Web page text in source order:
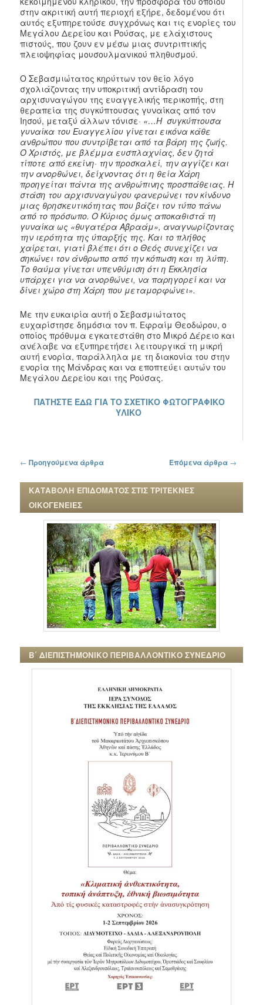
στην ακριτική αυτή περιοχή εξήρε, δεδομένου ότι
αυτός εξυπηρετούσε συγχρόνως και τις ενορίες του
Μεγάλου Δερείου και Ρούσας, με ελάχιστους
πιστούς, που ζουν εν μέσω μιας συντριπτικής
πλειοψηφίας μουσουλμανικού πληθυσμού.
Ο Σεβασμιώτατος κηρύττων τον θείο λόγο
σχολιάζοντας την υποκριτική αντίδραση του
αρχισυναγώγου της ευαγγελικής περικοπής, στη
θεραπεία της συγκύπτουσας γυναίκας από τον
Ιησού, μεταξύ άλλων τόνισε· «…Η συγκύπτουσα
γυναίκα του Ευαγγελίου γίνεται εικόνα κάθε
ανθρώπου που συντρίβεται από τα βάρη της ζωής.
Ο Χριστός, με βλέμμα ευσπλαχνίας, δεν ζητά
τίποτε από εκείνη· την προσκαλεί, την αγγίζει και
την ανορθώνει, δείχνοντας ότι η θεία Χάρη
προηγείται πάντα της ανθρώπινης προσπάθειας. Η
στάση του αρχισυναγώγου φανερώνει τον κίνδυνο
μιας θρησκευτικότητας που βάζει τον τύπο πάνω
από το πρόσωπο. Ο Κύριος όμως αποκαθιστά τη
γυναίκα ως «θυγατέρα Αβραάμ», αναγνωρίζοντας
την ιερότητα της ύπαρξής της. Και το πλήθος
χαίρεται, γιατί βλέπει ότι ο Θεός συνεχίζει να
σηκώνει τον άνθρωπο από την κόπωση και τη λύπη.
Το θαύμα γίνεται υπενθύμιση ότι η Εκκλησία
υπάρχει για να ανορθώνει, να παρηγορεί και να
δίνει χώρο στη Χάρη που μεταμορφώνει».
Με την ευκαιρία αυτή ο Σεβασμιώτατος
ευχαρίστησε δημόσια τον π. Εφραίμ Θεοδώρου, ο
οποίος πρόθυμα εγκατεστάθη στο Μικρό Δέρειο και
ανέλαβε να εξυπηρετήσει λειτουργικά τη μικρή
αυτή ενορία, παράλληλα με τη διακονία του στην
ενορία της Μάνδρας και να εποπτεύει αυτών του
Μεγάλου Δερείου και της Ρούσας.
ΠΑΤΗΣΤΕ ΕΔΩ ΓΙΑ ΤΟ ΣΧΕΤΙΚΟ ΦΩΤΟΓΡΑΦΙΚΟ
ΥΛΙΚΟ
Πλοήγηση στα άρθρα
← Προηγούμενα άρθρα Επόμενα άρθρα →
ΚΑΤΑΒΟΛΗ ΕΠΙΔΟΜΑΤΟΣ ΣΤΙΣ ΤΡΙΤΕΚΝΕΣ
ΟΙΚΟΓΕΝΕΙΕΣ
Β΄ ΔΙΕΠΙΣΤΗΜΟΝΙΚΟ ΠΕΡΙΒΑΛΛΟΝΤΙΚΟ ΣΥΝΕΔΡΙΟ